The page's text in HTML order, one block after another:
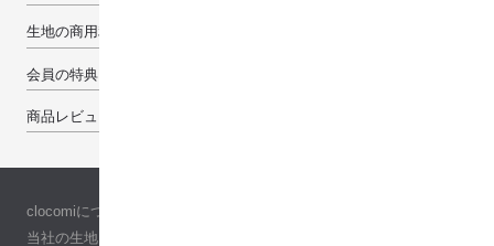
生地の商用利用について
会員の特典
商品レビューで100pt
clocomiについて
当社の生地について